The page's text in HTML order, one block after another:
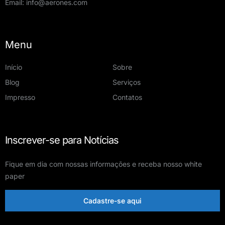
Email: info@aerones.com
Menu
Início
Sobre
Blog
Serviços
Impresso
Contatos
Inscrever-se para Notícias
Fique em dia com nossas informações e receba nosso white
paper
Cadastre-se aqui